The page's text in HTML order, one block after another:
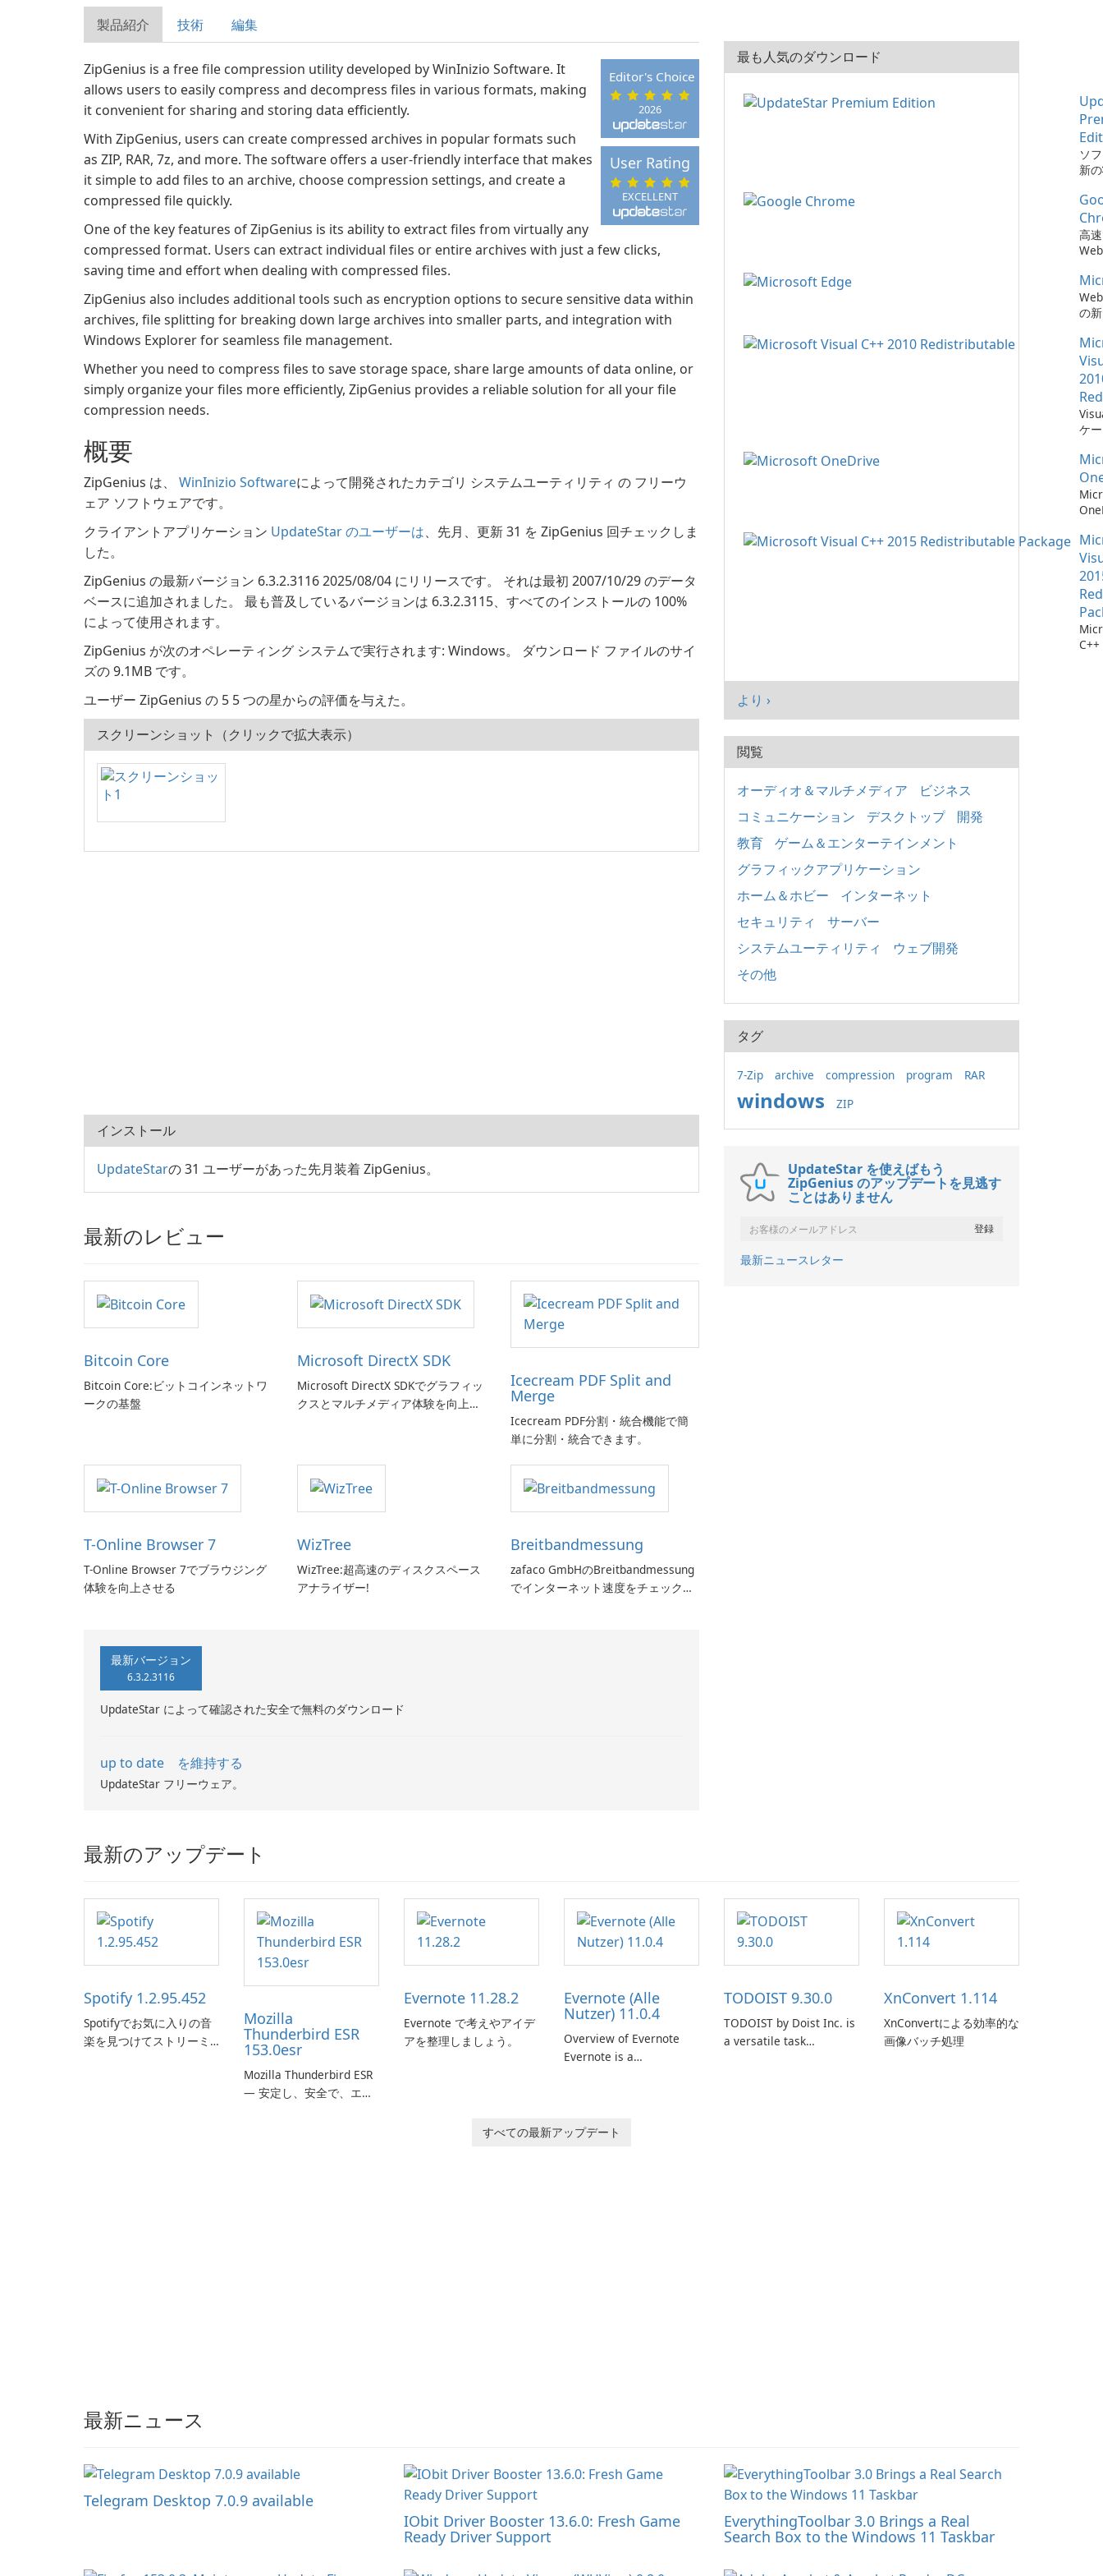
製品紹介 技術 編集
2026
Editor's Choice
EXCELLENT
User Rating
ZipGenius is a free file compression utility developed by WinInizio Software. It
allows users to easily compress and decompress files in various formats, making
it convenient for sharing and storing data efficiently.
With ZipGenius, users can create compressed archives in popular formats such
as ZIP, RAR, 7z, and more. The software offers a user-friendly interface that makes
it simple to add files to an archive, choose compression settings, and create a
compressed file quickly.
One of the key features of ZipGenius is its ability to extract files from virtually any
compressed format. Users can extract individual files or entire archives with just a few clicks,
saving time and effort when dealing with compressed files.
ZipGenius also includes additional tools such as encryption options to secure sensitive data within
archives, file splitting for breaking down large archives into smaller parts, and integration with
Windows Explorer for seamless file management.
Whether you need to compress files to save storage space, share large amounts of data online, or
simply organize your files more efficiently, ZipGenius provides a reliable solution for all your file
compression needs.
概要
ZipGenius は、 WinInizio Softwareによって開発されたカテゴリ システムユーティリティ の フリーウ
ェア ソフトウェアです。
クライアントアプリケーション UpdateStar のユーザーは、先月、更新 31 を ZipGenius 回チェックしま
した。
ZipGenius の最新バージョン 6.3.2.3116 2025/08/04 にリリースです。 それは最初 2007/10/29 のデータ
ベースに追加されました。 最も普及しているバージョンは 6.3.2.3115、すべてのインストールの 100%
によって使用されます。
ZipGenius が次のオペレーティング システムで実行されます: Windows。 ダウンロード ファイルのサイ
ズの 9.1MB です。
ユーザー ZipGenius の 5 5 つの星からの評価を与えた。
スクリーンショット（クリックで拡大表示）
インストール
UpdateStarの 31 ユーザーがあった先月装着 ZipGenius。
最新のレビュー
Bitcoin Core
Bitcoin Core:ビットコインネットワ
ークの基盤
Microsoft DirectX SDK
Microsoft DirectX SDKでグラフィッ
クスとマルチメディア体験を向上さ
Icecream PDF Split and
Merge
Icecream PDF分割・統合機能で簡
単に分割・統合できます。
T-Online Browser 7
T-Online Browser 7でブラウジング
体験を向上させる
WizTree
WizTree:超高速のディスクスペース
アナライザー!
Breitbandmessung
zafaco GmbHのBreitbandmessung
でインターネット速度をチェックし
最新バージョン
6.3.2.3116
UpdateStar によって確認された安全で無料のダウンロード
up to date を維持する
UpdateStar フリーウェア。
最も人気のダウンロード
ソ
新
で
簡
た。
高
の
ケ
ー
より ›
閲覧
オーディオ＆マルチメディア
ビジネス
コミュニケーション
デスクトップ
開発
教育
ゲーム＆エンターテインメント
グラフィックアプリケーション
ホーム＆ホビー
インターネット
セキュリティ
サーバー
システムユーティリティ
ウェブ開発
その他
タグ
7-Zip archive compression program RAR
windows ZIP
UpdateStar を使えばもう
ZipGenius のアップデートを見逃す
ことはありません
最新ニュースレター
最新のアップデート
Spotify 1.2.95.452
Spotifyでお気に入りの音
楽を見つけてストリーミ
Mozilla
Thunderbird ESR
153.0esr
Mozilla Thunderbird ESR
— 安定し、安全で、エン
Evernote 11.28.2
Evernote で考えやアイデ
アを整理しましょう。
Evernote (Alle
Nutzer) 11.0.4
Overview of Evernote
Evernote is a
help users capture,
TODOIST 9.30.0
TODOIST by Doist Inc. is
a versatile task
XnConvert 1.114
XnConvertによる効率的な
画像バッチ処理
すべての最新アップデート
最新ニュース
Telegram Desktop 7.0.9 available
IObit Driver Booster 13.6.0: Fresh Game
Ready Driver Support
EverythingToolbar 3.0 Brings a Real
Search Box to the Windows 11 Taskbar